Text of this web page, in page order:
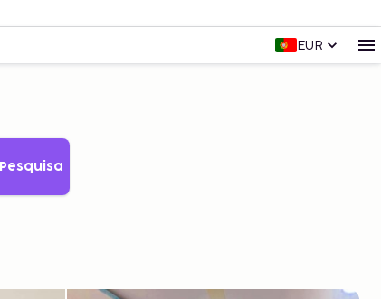
EUR
Pesquisa